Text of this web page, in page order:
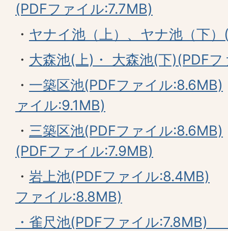
(PDFファイル:7.7MB)
・ ヤナイ池（上）、ヤナ池（下
・ 大森池(上)・ 大森池(下)(PDF
・ 一築区池(PDFファイル:8.6MB)
ァイル:9.1MB)
・ 三築区池(PDFファイル:8.6MB)
(PDFファイル:7.9MB)
・ 岩上池(PDFファイル:8.4MB)
ファイル:8.8MB)
・雀尺池(PDFファイル